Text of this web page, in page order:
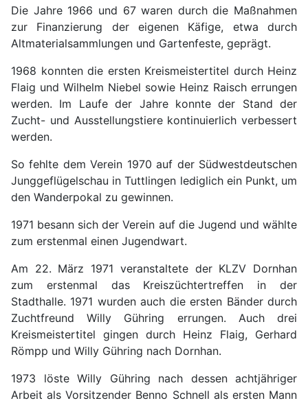
Die Jahre 1966 und 67 waren durch die Maßnahmen
zur Finanzierung der eigenen Käfige, etwa durch
Altmaterialsammlungen und Gartenfeste, geprägt.
1968 konnten die ersten Kreismeistertitel durch Heinz
Flaig und Wilhelm Niebel sowie Heinz Raisch errungen
werden. Im Laufe der Jahre konn­te der Stand der
Zucht- und Ausstellungstiere kontinuierlich verbessert
werden.
So fehlte dem Verein 1970 auf der Südwestdeutschen
Junggeflügelschau in Tuttlingen lediglich ein Punkt, um
den Wanderpokal zu gewinnen.
1971 besann sich der Verein auf die Jugend und wählte
zum erstenmal einen Jugendwart.
Am 22. März 1971 veranstaltete der KLZV Dornhan
zum erstenmal das Kreiszüchtertreffen in der
Stadthalle. 1971 wur­den auch die ersten Bänder durch
Zucht­freund Willy Gühring errungen. Auch drei
Kreismeistertitel gingen durch Heinz Flaig, Gerhard
Römpp und Willy Gühring nach Dornhan.
1973 löste Willy Gühring nach dessen achtjähriger
Arbeit als Vorsitzender Benno Schnell als ersten Mann